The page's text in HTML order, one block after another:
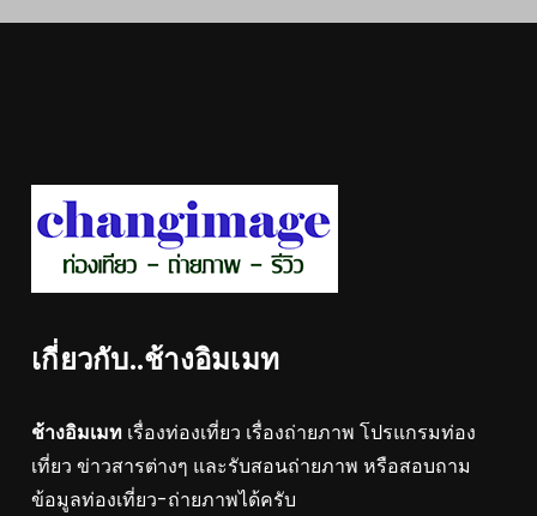
เกี่ยวกับ..ช้างอิมเมท
ช้างอิมเมท เรื่องท่องเที่ยว เรื่องถ่ายภาพ โปรแกรมท่อง
เที่ยว ข่าวสารต่างๆ และรับสอนถ่ายภาพ หรือสอบถาม
ข้อมูลท่องเที่ยว-ถ่ายภาพได้ครับ